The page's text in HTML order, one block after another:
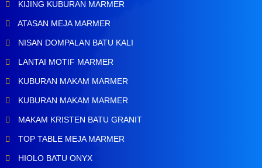
KIJING KUBURAN MARMER
ATASAN MEJA MARMER
NISAN DOMPALAN BATU KALI
LANTAI MOTIF MARMER
KUBURAN MAKAM MARMER
KUBURAN MAKAM MARMER
MAKAM KRISTEN BATU GRANIT
TOP TABLE MEJA MARMER
HIOLO BATU ONYX